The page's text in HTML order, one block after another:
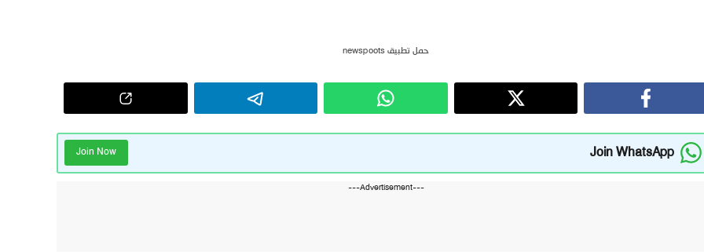
حمل تطبيق newspoots
Join WhatsApp
Join Now
---Advertisement---